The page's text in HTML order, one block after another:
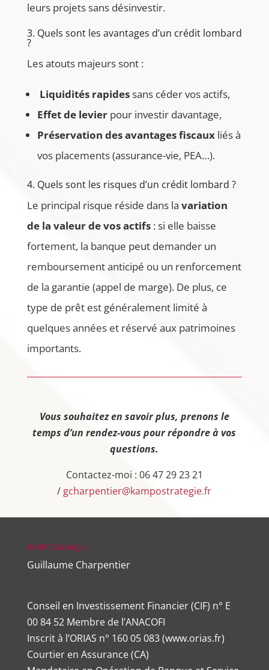
leurs projets sans désinvestir.
3. Quels sont les avantages d’un crédit lombard
?
Les atouts majeurs sont :
Liquidités rapidessans céder vos actifs,
Effet de levierpour investir davantage,
Préservation des avantages fiscauxliés à
vos placements (assurance-vie, PEA…).
4. Quels sont les risques d’un crédit lombard ?
Le principal risque réside dans la variation
de la valeur de vos actifs: si elle baisse
fortement, la banque peut demander un
remboursement anticipé ou un renforcement
de la garantie (appel de marge). De plus, ce
type de prêt est généralement limité à
quelques années et réservé aux patrimoines
importants.
Vous souhaitez en savoir plus, prenons le
temps d’un rendez-vous pour répondre à vos
questions.
Contactez-moi : 06 47 29 23 21
/ gcharpentier@kampostrategie.fr
KAMPOStratégie
Guillaume Charpentier
Conseil en Investissement Financier (CIF) n° E
00 84 52 Membre de l’ANACOFI
Inscrit à l’ORIAS n° 160 05 083(www.orias.fr)
Courtier en Assurance (CA)